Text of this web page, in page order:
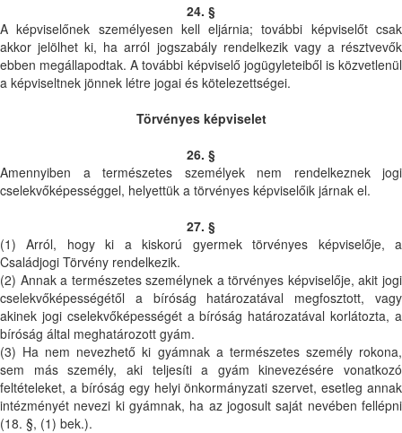
24. §
A képviselőnek személyesen kell eljárnia; további képviselőt csak
akkor jelölhet ki, ha arról jogszabály rendelkezik vagy a résztvevők
ebben megállapodtak. A további képviselő jogügyleteiből is közvetlenül
a képviseltnek jönnek létre jogai és kötelezettségei.
Törvényes képviselet
26. §
Amennyiben a természetes személyek nem rendelkeznek jogi
cselekvőképességgel, helyettük a törvényes képviselőik járnak el.
27. §
(1) Arról, hogy ki a kiskorú gyermek törvényes képviselője, a
Családjogi Törvény rendelkezik.
(2) Annak a természetes személynek a törvényes képviselője, akit jogi
cselekvőképességétől a bíróság határozatával megfosztott, vagy
akinek jogi cselekvőképességét a bíróság határozatával korlátozta, a
bíróság által meghatározott gyám.
(3) Ha nem nevezhető ki gyámnak a természetes személy rokona,
sem más személy, aki teljesíti a gyám kinevezésére vonatkozó
feltételeket, a bíróság egy helyi önkormányzati szervet, esetleg annak
intézményét nevezi ki gyámnak, ha az jogosult saját nevében fellépni
(18. §, (1) bek.).